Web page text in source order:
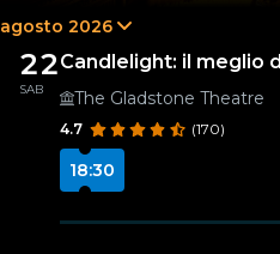
agosto 2026
22
SAB
Candlelight: il meglio
The Gladstone Theatre
4.7 (170)
18:30